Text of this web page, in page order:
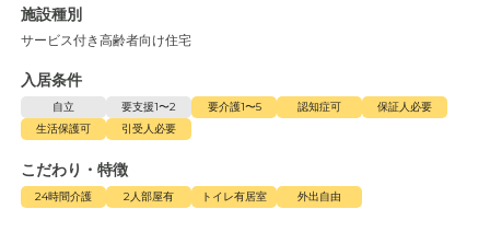
施設種別
サービス付き高齢者向け住宅
入居条件
自立 要支援1〜2 要介護1〜5 認知症可
保証人必要
生活保護可
引受人必要
こだわり・特徴
24時間介護 2人部屋有 トイレ有居室 外出自由